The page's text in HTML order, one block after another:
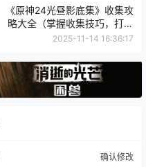
《原神24光昼影底集》收集攻
略大全（掌握收集技巧，打造
完美收藏）
2025-11-14 16:36:17
确认修改